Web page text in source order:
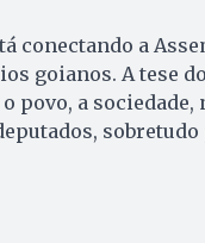
conectando a
goianos. A tese
povo, a sociedade,